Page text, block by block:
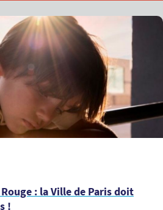
: la Ville de Paris doit
!